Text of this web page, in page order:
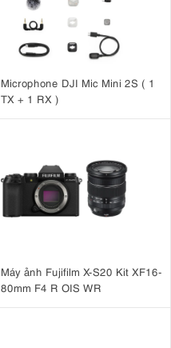
Microphone DJI Mic Mini 2S ( 1
TX + 1 RX )
Máy ảnh Fujifilm X-S20 Kit XF16-
80mm F4 R OIS WR